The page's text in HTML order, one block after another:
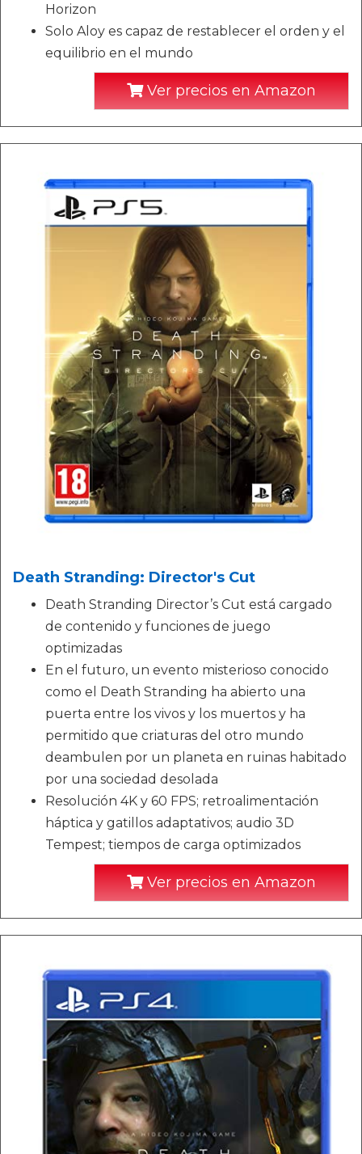
Horizon
Solo Aloy es capaz de restablecer el orden y el
equilibrio en el mundo
Ver precios en Amazon
Death Stranding: Director's Cut
Death Stranding Director’s Cut está cargado
de contenido y funciones de juego
optimizadas
En el futuro, un evento misterioso conocido
como el Death Stranding ha abierto una
puerta entre los vivos y los muertos y ha
permitido que criaturas del otro mundo
deambulen por un planeta en ruinas habitado
por una sociedad desolada
Resolución 4K y 60 FPS; retroalimentación
háptica y gatillos adaptativos; audio 3D
Tempest; tiempos de carga optimizados
Ver precios en Amazon